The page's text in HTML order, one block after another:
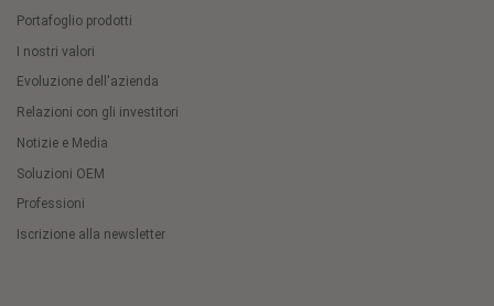
Portafoglio prodotti
I nostri valori
Evoluzione dell'azienda
Relazioni con gli investitori
Notizie e Media
Soluzioni OEM
Professioni
Iscrizione alla newsletter